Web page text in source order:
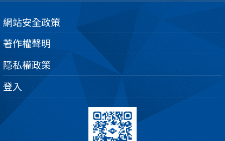
網站安全政策
著作權聲明
隱私權政策
登入